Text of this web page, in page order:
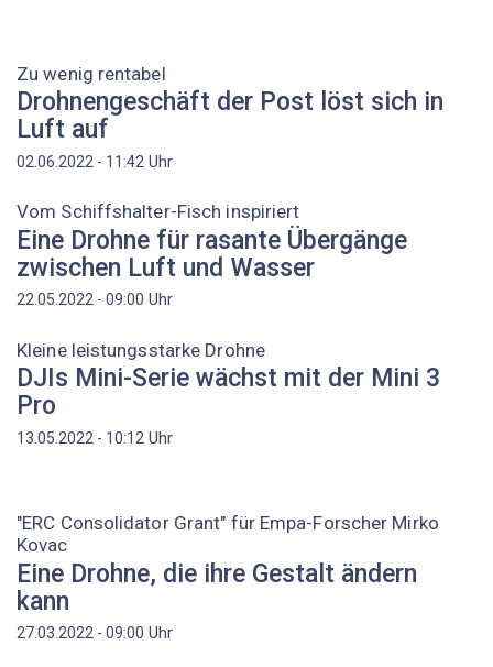
Zu wenig rentabel
Drohnengeschäft der Post löst sich in
Luft auf
02.06.2022 - 11:42 Uhr
Vom Schiffshalter-Fisch inspiriert
Eine Drohne für rasante Übergänge
zwischen Luft und Wasser
22.05.2022 - 09:00 Uhr
Kleine leistungsstarke Drohne
DJIs Mini-Serie wächst mit der Mini 3
Pro
13.05.2022 - 10:12 Uhr
"ERC Consolidator Grant" für Empa-Forscher Mirko
Kovac
Eine Drohne, die ihre Gestalt ändern
kann
27.03.2022 - 09:00 Uhr